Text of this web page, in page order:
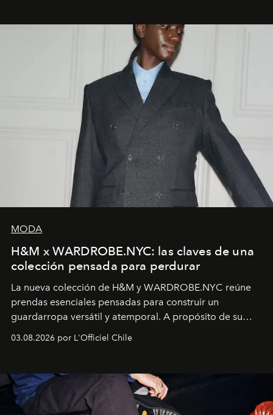
MODA
H&M x WARDROBE.NYC: las claves de una
colección pensada para perdurar
La nueva colección de H&M y WARDROBE.NYC reúne
prendas esenciales pensadas para construir un
guardarropa versátil y atemporal. A propósito de su
lanzamiento, los fundadores de la firma neoyorquina y
la asesora creativa y jefa de diseño global de la marca
y la filosofía detrás de la propuesta.
03.08.2026 por L'Officiel Chile